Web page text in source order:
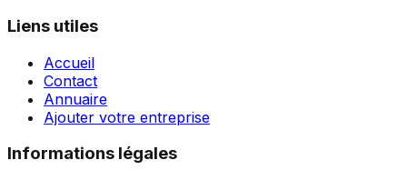
Liens utiles
Accueil
Contact
Annuaire
Ajouter votre entreprise
Informations légales